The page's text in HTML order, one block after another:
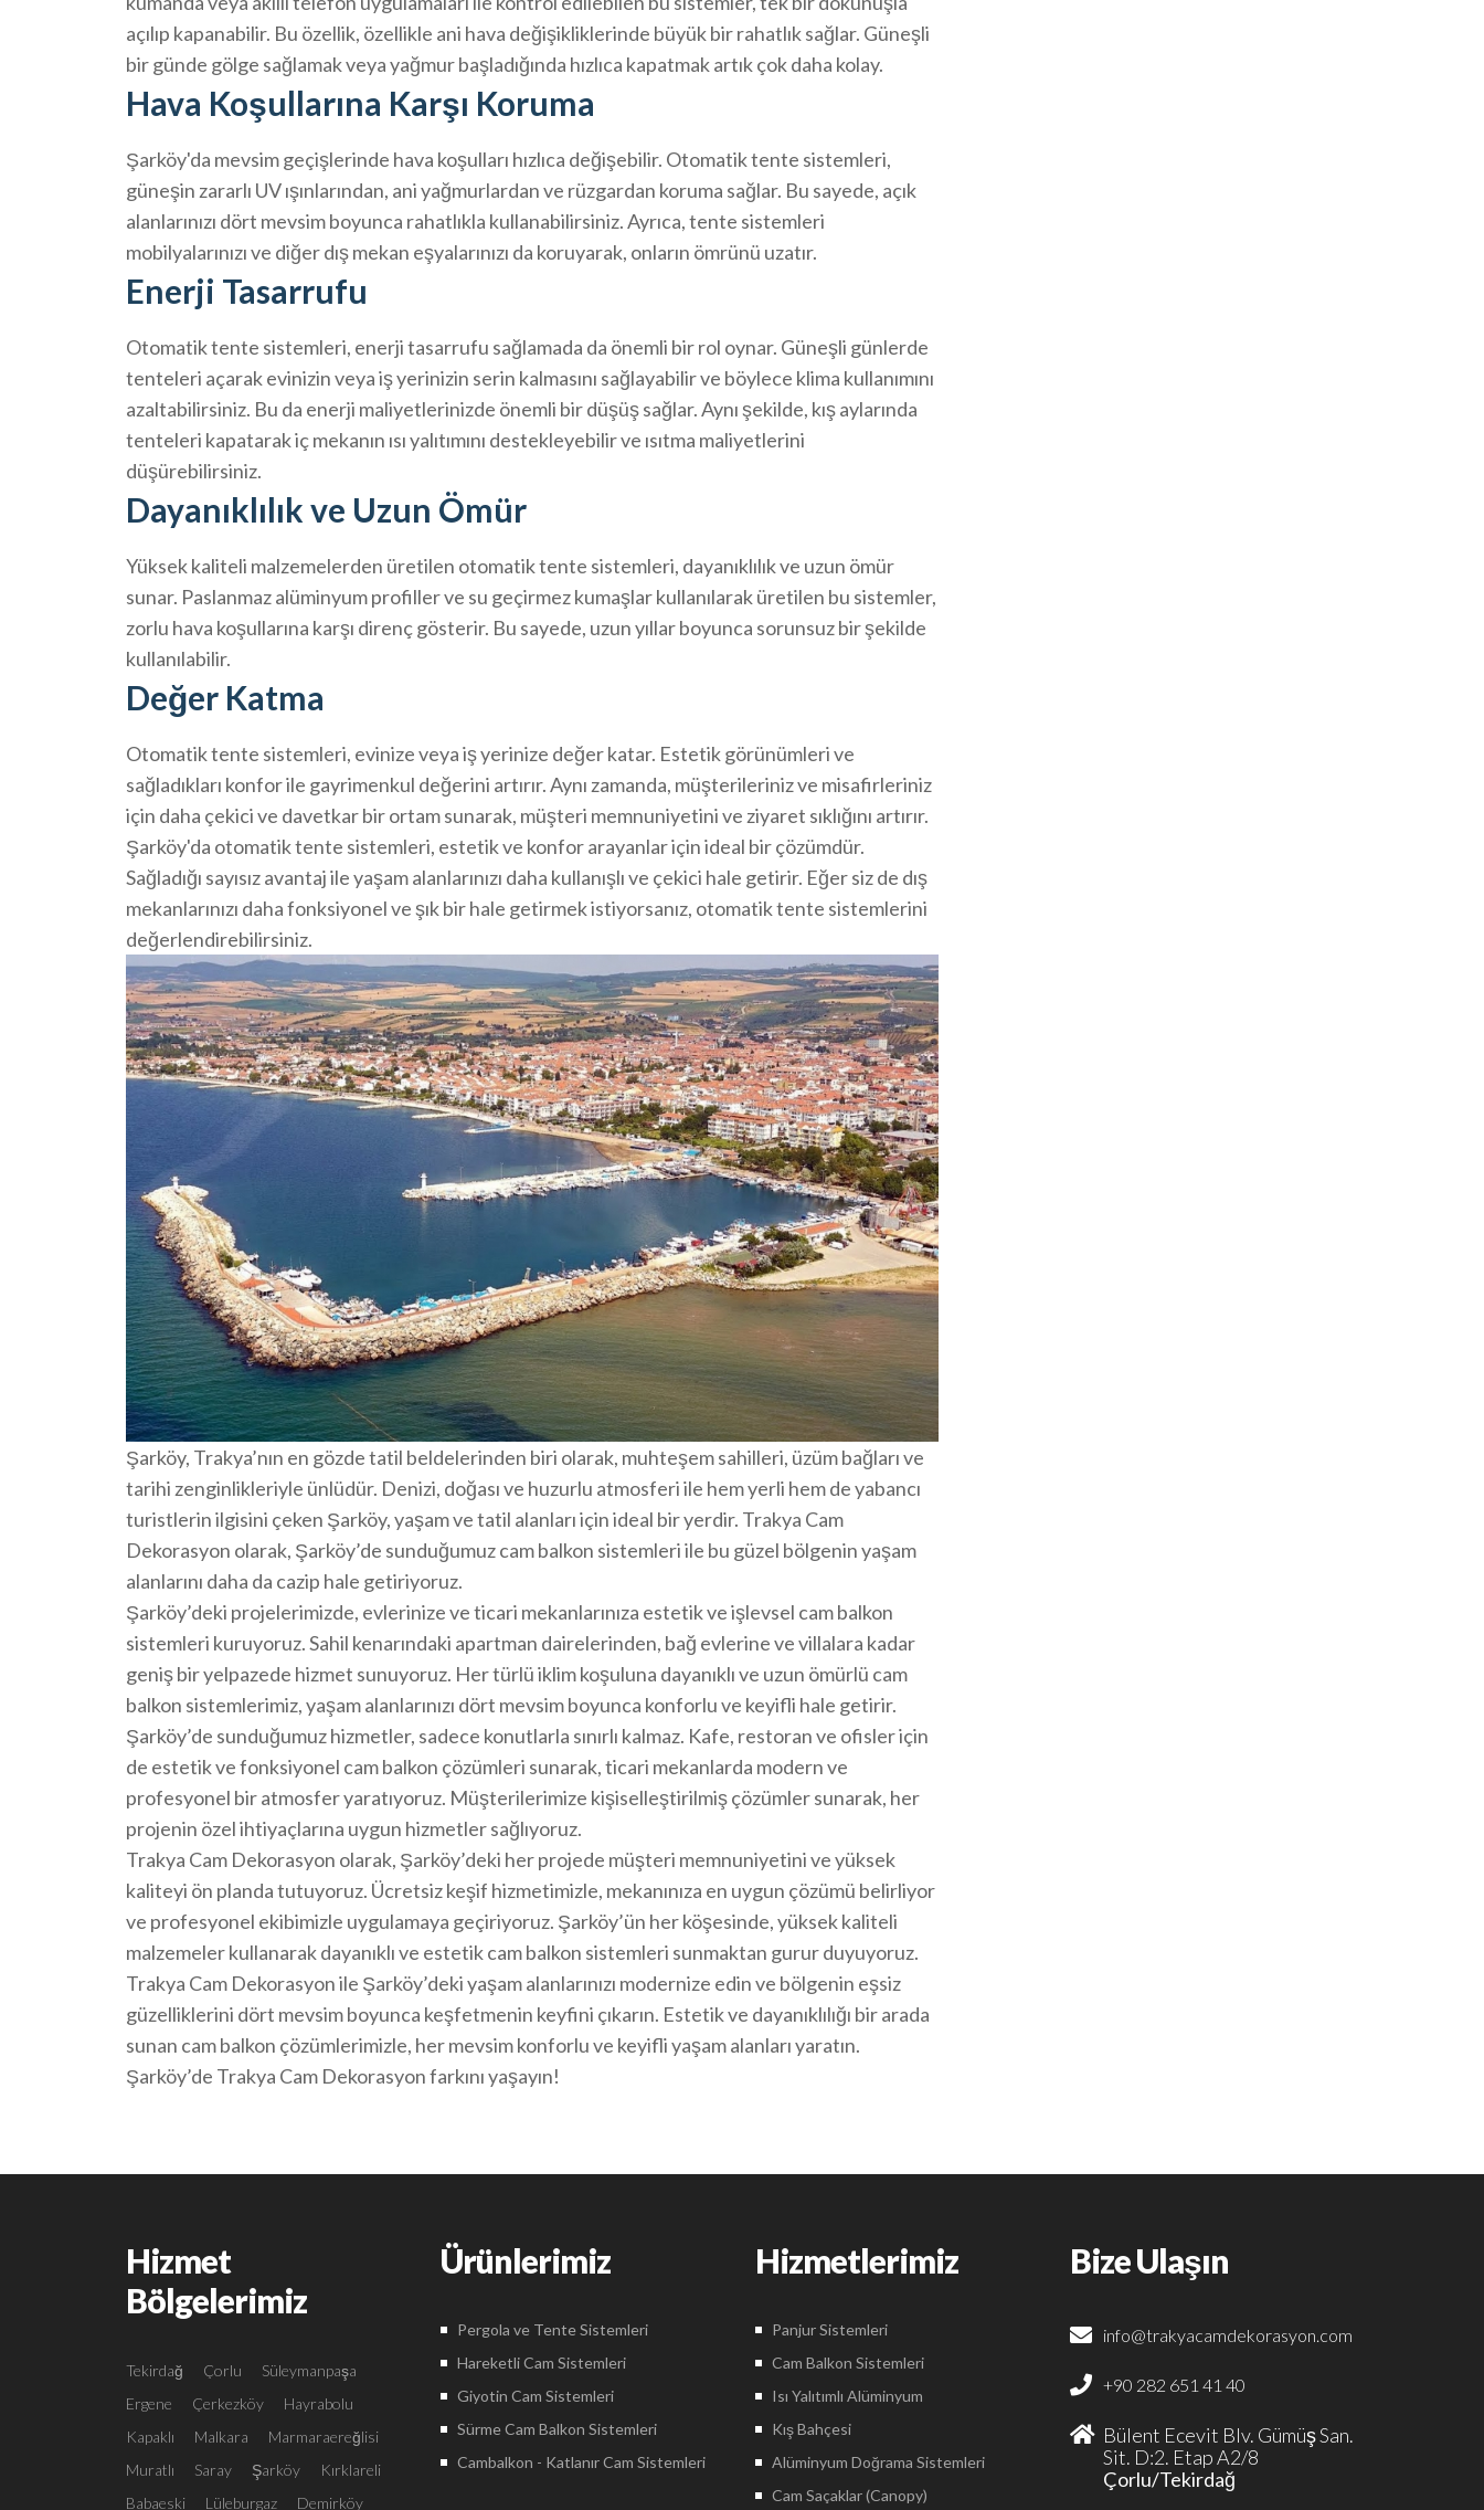
açılıp kapanabilir. Bu özellik, özellikle ani hava değişikliklerinde büyük bir rahatlık sağlar. Güneşli
bir günde gölge sağlamak veya yağmur başladığında hızlıca kapatmak artık çok daha kolay.
Hava Koşullarına Karşı Koruma
Şarköy'da mevsim geçişlerinde hava koşulları hızlıca değişebilir. Otomatik tente sistemleri,
güneşin zararlı UV ışınlarından, ani yağmurlardan ve rüzgardan koruma sağlar. Bu sayede, açık
alanlarınızı dört mevsim boyunca rahatlıkla kullanabilirsiniz. Ayrıca, tente sistemleri
mobilyalarınızı ve diğer dış mekan eşyalarınızı da koruyarak, onların ömrünü uzatır.
Enerji Tasarrufu
Otomatik tente sistemleri, enerji tasarrufu sağlamada da önemli bir rol oynar. Güneşli günlerde
tenteleri açarak evinizin veya iş yerinizin serin kalmasını sağlayabilir ve böylece klima kullanımını
azaltabilirsiniz. Bu da enerji maliyetlerinizde önemli bir düşüş sağlar. Aynı şekilde, kış aylarında
tenteleri kapatarak iç mekanın ısı yalıtımını destekleyebilir ve ısıtma maliyetlerini
düşürebilirsiniz.
Dayanıklılık ve Uzun Ömür
Yüksek kaliteli malzemelerden üretilen otomatik tente sistemleri, dayanıklılık ve uzun ömür
sunar. Paslanmaz alüminyum profiller ve su geçirmez kumaşlar kullanılarak üretilen bu sistemler,
zorlu hava koşullarına karşı direnç gösterir. Bu sayede, uzun yıllar boyunca sorunsuz bir şekilde
kullanılabilir.
Değer Katma
Otomatik tente sistemleri, evinize veya iş yerinize değer katar. Estetik görünümleri ve
sağladıkları konfor ile gayrimenkul değerini artırır. Aynı zamanda, müşterileriniz ve misafirleriniz
için daha çekici ve davetkar bir ortam sunarak, müşteri memnuniyetini ve ziyaret sıklığını artırır.
Şarköy'da otomatik tente sistemleri, estetik ve konfor arayanlar için ideal bir çözümdür.
Sağladığı sayısız avantaj ile yaşam alanlarınızı daha kullanışlı ve çekici hale getirir. Eğer siz de dış
mekanlarınızı daha fonksiyonel ve şık bir hale getirmek istiyorsanız, otomatik tente sistemlerini
değerlendirebilirsiniz.
Şarköy, Trakya’nın en gözde tatil beldelerinden biri olarak, muhteşem sahilleri, üzüm bağları ve
tarihi zenginlikleriyle ünlüdür. Denizi, doğası ve huzurlu atmosferi ile hem yerli hem de yabancı
turistlerin ilgisini çeken Şarköy, yaşam ve tatil alanları için ideal bir yerdir. Trakya Cam
Dekorasyon olarak, Şarköy’de sunduğumuz cam balkon sistemleri ile bu güzel bölgenin yaşam
alanlarını daha da cazip hale getiriyoruz.
Şarköy’deki projelerimizde, evlerinize ve ticari mekanlarınıza estetik ve işlevsel cam balkon
sistemleri kuruyoruz. Sahil kenarındaki apartman dairelerinden, bağ evlerine ve villalara kadar
geniş bir yelpazede hizmet sunuyoruz. Her türlü iklim koşuluna dayanıklı ve uzun ömürlü cam
balkon sistemlerimiz, yaşam alanlarınızı dört mevsim boyunca konforlu ve keyifli hale getirir.
Şarköy’de sunduğumuz hizmetler, sadece konutlarla sınırlı kalmaz. Kafe, restoran ve ofisler için
de estetik ve fonksiyonel cam balkon çözümleri sunarak, ticari mekanlarda modern ve
profesyonel bir atmosfer yaratıyoruz. Müşterilerimize kişiselleştirilmiş çözümler sunarak, her
projenin özel ihtiyaçlarına uygun hizmetler sağlıyoruz.
Trakya Cam Dekorasyon olarak, Şarköy’deki her projede müşteri memnuniyetini ve yüksek
kaliteyi ön planda tutuyoruz. Ücretsiz keşif hizmetimizle, mekanınıza en uygun çözümü belirliyor
ve profesyonel ekibimizle uygulamaya geçiriyoruz. Şarköy’ün her köşesinde, yüksek kaliteli
malzemeler kullanarak dayanıklı ve estetik cam balkon sistemleri sunmaktan gurur duyuyoruz.
Trakya Cam Dekorasyon ile Şarköy’deki yaşam alanlarınızı modernize edin ve bölgenin eşsiz
güzelliklerini dört mevsim boyunca keşfetmenin keyfini çıkarın. Estetik ve dayanıklılığı bir arada
sunan cam balkon çözümlerimizle, her mevsim konforlu ve keyifli yaşam alanları yaratın.
Şarköy’de Trakya Cam Dekorasyon farkını yaşayın!
Hizmet
Bölgelerimiz
Tekirdağ Çorlu
Süleymanpaşa
Ergene
Çerkezköy
Hayrabolu
Kapaklı
Malkara
Marmaraereğlisi
Muratlı
Saray Şarköy
Kırklareli
Babaeski
Lüleburgaz Demirköy
Ürünlerimiz
Pergola ve Tente Sistemleri
Hareketli Cam Sistemleri
Giyotin Cam Sistemleri
Sürme Cam Balkon Sistemleri
Cambalkon - Katlanır Cam Sistemleri
Hizmetlerimiz
Panjur Sistemleri
Cam Balkon Sistemleri
Isı Yalıtımlı Alüminyum
Kış Bahçesi
Alüminyum Doğrama Sistemleri
Cam Saçaklar (Canopy)
Bize Ulaşın
info@trakyacamdekorasyon.com
+90 282 651 41 40
Bülent Ecevit Blv. Gümüş San.
Sit. D:2. Etap A2/8
Çorlu/Tekirdağ